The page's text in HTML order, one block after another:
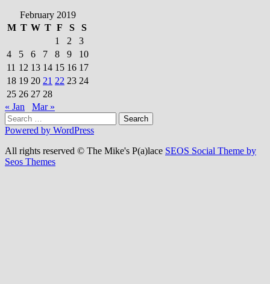
February 2019
M T W T F S
S
1
2
3
4
5 6 7 8 9
10
11 12 13 14 15 16 17
18 19 20 21 22 23 24
25 26 27 28
« Jan
Mar »
Search
for:
Powered by WordPress
All rights reserved © The Mike's P(a)lace SEOS Social Theme by
Seos Themes